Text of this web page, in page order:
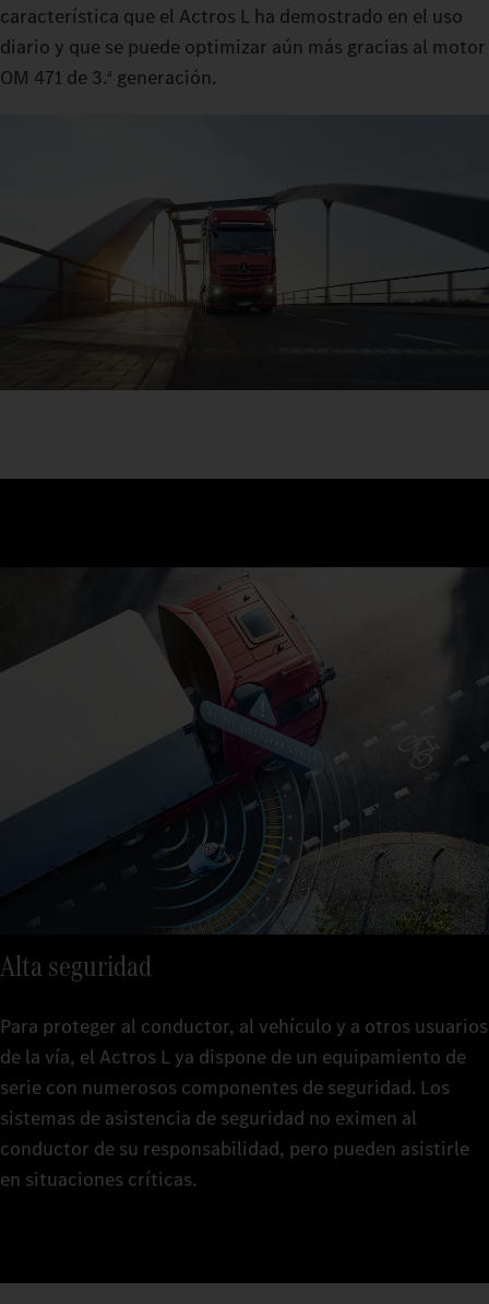
característica que el Actros L ha demostrado en el uso
diario y que se puede optimizar aún más gracias al motor
OM 471 de 3.a generación.
Alta seguridad
Para proteger al conductor, al vehículo y a otros usuarios
de la vía, el Actros L ya dispone de un equipamiento de
serie con numerosos componentes de seguridad. Los
sistemas de asistencia de seguridad no eximen al
conductor de su responsabilidad, pero pueden asistirle
en situaciones críticas.